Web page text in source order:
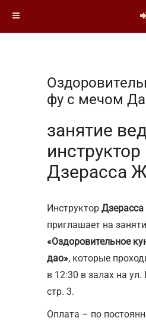
фу с мечом
занятие
инструктор
Дзерасса
Инструктор
приглашает на
«Оздоровительное
дао», которые
в 12:30 в залах на
стр. 3.
Оплата – по